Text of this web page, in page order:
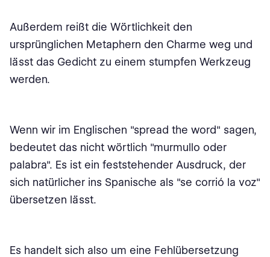
Außerdem reißt die Wörtlichkeit den
ursprünglichen Metaphern den Charme weg und
lässt das Gedicht zu einem stumpfen Werkzeug
werden.
Wenn wir im Englischen "spread the word" sagen,
bedeutet das nicht wörtlich "murmullo oder
palabra". Es ist ein feststehender Ausdruck, der
sich natürlicher ins Spanische als "se corrió la voz"
übersetzen lässt.
Es handelt sich also um eine Fehlübersetzung